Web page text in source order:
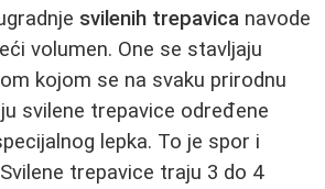
svilenih trepavica navode
volumen. One se stavljaju
kojom se na svaku prirodnu
svilene trepavice određene
lepka. To je spor i
trepavice traju 3 do 4